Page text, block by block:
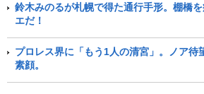
鈴木みのるが札幌で得た通行手形。棚橋
エだ！
プロレス界に「もう1人の清宮」。ノア待
素顔。